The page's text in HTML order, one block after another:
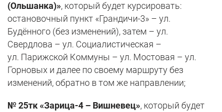
(Ольшанка)», который будет курсировать:
остановочный пункт «Грандичи-3» – ул.
Будённого (без изменений), затем – ул.
Свердлова – ул. Социалистическая –
ул. Парижской Коммуны – ул. Мостовая – ул.
Горновых и далее по своему маршруту без
изменений, обратно в том же направлении;
№ 25тк «Зарица-4 – Вишневец», который будет